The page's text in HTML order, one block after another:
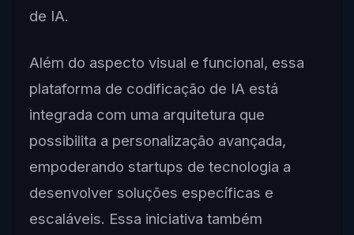
de IA.
Além do aspecto visual e funcional, essa
plataforma de codificação de IA está
integrada com uma arquitetura que
possibilita a personalização avançada,
empoderando startups de tecnologia a
desenvolver soluções específicas e
escaláveis. Essa iniciativa também